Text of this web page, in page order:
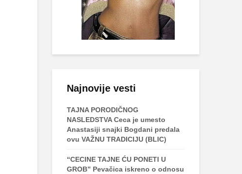
Najnovije vesti
TAJNA PORODIČNOG
NASLEDSTVA Ceca je umesto
Anastasiji snajki Bogdani predala
ovu VAŽNU TRADICIJU (BLIC)
“CECINE TAJNE ĆU PONETI U
GROB” Pevačica iskreno o odnosu